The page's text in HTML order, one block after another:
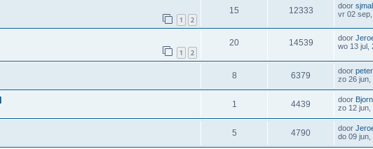
1 2
15 12333 door
vr 02
1 2
20 14539 door
wo 13 jul,
8 6379 door
zo 26 jun,
1 4439 door
zo 12 jun,
5 4790 door
do 09 jun,